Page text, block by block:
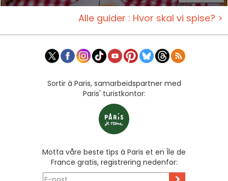
Alle guider : Hvor skal vi spise? >
Sortir à Paris, samarbeidspartner med
Paris' turistkontor:
Motta våre beste tips à Paris et en Île de
France gratis, registrering nedenfor: